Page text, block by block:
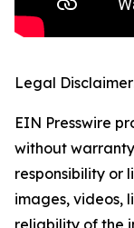
Legal
EIN Presswire
without
responsibility or
images, videos,